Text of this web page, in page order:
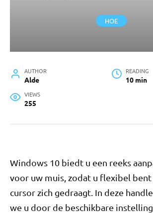
HOE
AUTHOR
Alde
READING
10 min
VIEWS
255
Windows 10 biedt u een reeks
voor uw muis, zodat u flexibel
cursor zich gedraagt. In deze
we u door de beschikbare